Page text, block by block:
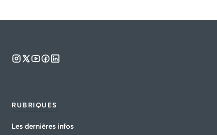
RUBRIQUES
Les dernières infos